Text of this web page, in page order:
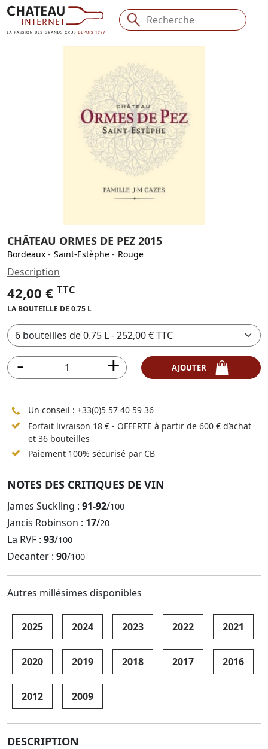
CHÂTEAU ORMES DE PEZ 2015
Bordeaux - Saint-Estèphe - Rouge
Description
42,00 € TTC
LA BOUTEILLE DE 0.75 L
Un conseil : +33(0)5 57 40 59 36
Forfait livraison 18 € - OFFERTE à partir de 600 € d’achat
et 36 bouteilles
Paiement 100% sécurisé par CB
NOTES DES CRITIQUES DE VIN
James Suckling : 91-92/100
Jancis Robinson : 17/20
La RVF : 93/100
Decanter : 90/100
Autres millésimes disponibles
2025 2024 2023 2022 2021
2020 2019 2018 2017 2016
2012 2009
DESCRIPTION